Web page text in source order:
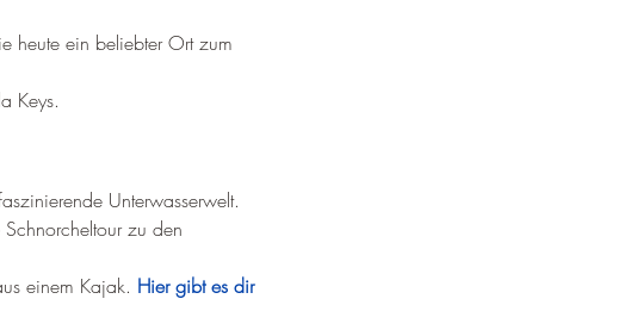
heute ein beliebter Ort zum
Keys.
Unterwasserwelt.
zu den
einem Kajak. Hier gibt es dir